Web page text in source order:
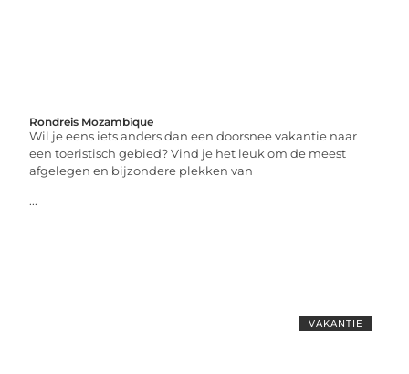
Rondreis Mozambique
Wil je eens iets anders dan een doorsnee vakantie naar
een toeristisch gebied? Vind je het leuk om de meest
afgelegen en bijzondere plekken van
...
VAKANTIE